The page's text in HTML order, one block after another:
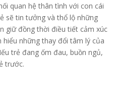
quan hệ thân tình với con cái
sẽ tin tưởng và thổ lộ những
giữ đồng thời điều tiết cảm xúc
hiểu những thay đổi tâm lý của
trẻ đang ốm đau, buồn ngủ,
trước.